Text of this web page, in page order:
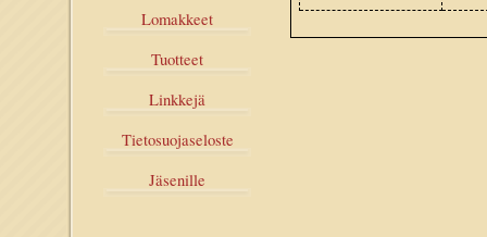
Lomakkeet
Tuotteet
Linkkejä
Tietosuojaseloste
Jäsenille